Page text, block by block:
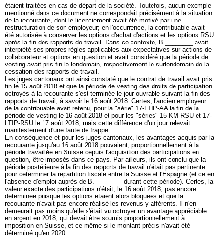
étaient traitées en cas de départ de la société. Toutefois, aucun exemple
mentionné dans ce document ne correspondait précisément à la situation
de la recourante, dont le licenciement avait été motivé par une
restructuration de son employeur; en l'occurrence, la contribuable avait
été autorisée à conserver les options d'achat d'actions et les options RSU
après la fin des rapports de travail. Dans ce contexte, B.________ avait
interprété ses propres règles applicables aux expectatives sur actions de
collaborateur et options en question et avait considéré que la période de
vesting avait pris fin le lendemain, respectivement le surlendemain de la
cessation des rapports de travail.
Les juges cantonaux ont ainsi constaté que le contrat de travail avait pris
fin le 15 août 2018 et que la période de vesting des droits de participation
octroyés à la recourante s'est terminée le jour ouvrable suivant la fin des
rapports de travail, à savoir le 16 août 2018. Certes, l'ancien employeur
de la contribuable avait retenu, pour la "série" 17-LTIP-AA la fin de la
période de vesting le 16 août 2018 et pour les "séries" 15-KM-RSU et 17-
LTIP-RSU le 17 août 2018, mais cette différence d'un jour relevait
manifestement d'une faute de frappe.
En conséquence et pour les juges cantonaux, les avantages acquis par la
recourante jusqu'au 16 août 2018 pouvaient, proportionnellement à la
période travaillée en Suisse depuis l'acquisition des participations en
question, être imposés dans ce pays. Par ailleurs, ils ont conclu que la
période postérieure à la fin des rapports de travail n'était pas pertinente
pour déterminer la répartition fiscale entre la Suisse et l'Espagne (et ce en
l'absence d'emploi auprès de B.________ durant cette période). Certes, la
valeur exacte des participations n'était, le 16 août 2018, pas encore
déterminée puisque les options étaient alors bloquées et que la
recourante n'avait pas encore réalisé les revenus y afférents. Il n'en
demeurait pas moins qu'elle s'était vu octroyer un avantage appréciable
en argent en 2018, qui devait être soumis proportionnellement à
imposition en Suisse, et ce même si le montant précis n'avait été
déterminé qu'en 2020.